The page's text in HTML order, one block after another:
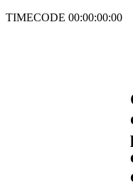
TIMECODE 00:00:00:00